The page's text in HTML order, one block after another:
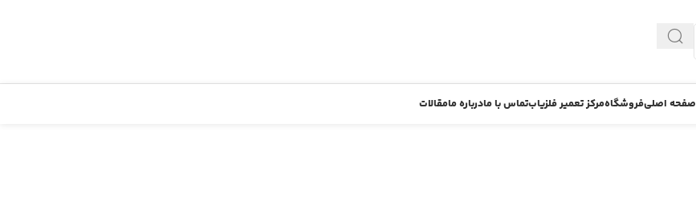
صفحه اصلیفروشگاهمرکز تعمیر فلزیابتماس با مادرباره مامقالات